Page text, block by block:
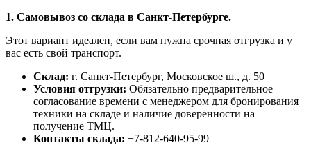
1. Самовывоз со склада в Санкт-Петербурге.
Этот вариант идеален, если вам нужна срочная отгрузка и у
вас есть свой транспорт.
Склад: г. Санкт-Петербург, Московское ш., д. 50
Условия отгрузки: Обязательно предварительное
согласование времени с менеджером для бронирования
техники на складе и наличие доверенности на
получение ТМЦ.
Контакты склада: +7-812-640-95-99